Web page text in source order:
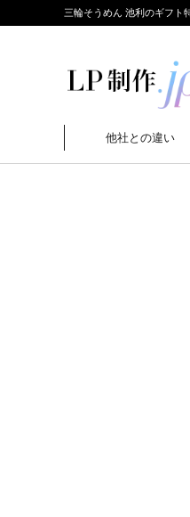
三輪そうめん 池利のギフト
他社との違い